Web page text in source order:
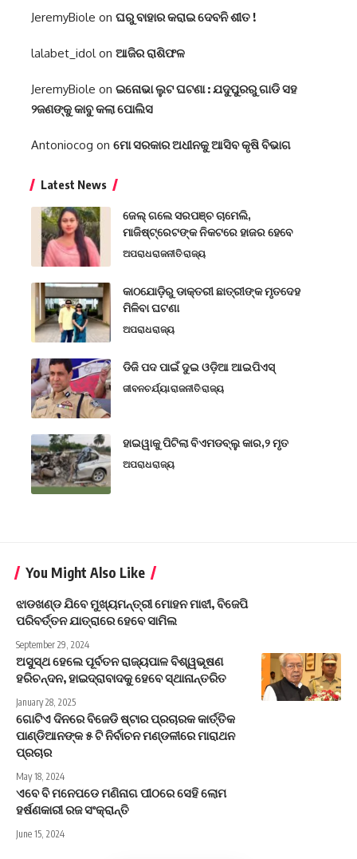
JeremyBiole on ଘରୁ ବାହାର କରାଇ ଦେବନି ଶୀତ !
lalabet_idolon ଆଜିର ରାଶିଫଳ
JeremyBiole on ଇନୋଭା ଲୁଟ ଘଟଣା : ଯଦୁପୁରରୁ ଗାଡି ସହ
୨ଜଣଙ୍କୁ କାବୁ କଲା ପୋଲିସ
Antoniocog on ମୋ ସରକାର ଅଧୀନକୁ ଆସିବ କୃଷି ବିଭାଗ
Latest News
ଜେଲ୍ ଗଲେ ସରପଞ୍ଚ ଚାମେଲି,
ମାଜିଷ୍ଟ୍ରେଟଙ୍କ ନିକଟରେ ହାଜର ହେବେ
ଅପରାଧରାଜନୀତିରାଜ୍ୟ
କାଠଯୋଡ଼ିରୁ ଡାକ୍ତରୀ ଛାତ୍ରୀଙ୍କ ମୃତଦେହ
ମିଳିବା ଘଟଣା
ଅପରାଧରାଜ୍ୟ
ଡିଜି ପଦ ପାଇଁ ଦୁଇ ଓଡ଼ିଆ ଆଇପିଏସ୍
ଜୀବନଚର୍ଯ୍ୟାରାଜନୀତିରାଜ୍ୟ
ହାଇୱାକୁ ପିଟିଲା ବିଏମଡବ୍ଲୁ କାର,୨ ମୃତ
ଅପରାଧରାଜ୍ୟ
You Might Also Like
ଝାଡଖଣ୍ଡ ଯିବେ ମୁଖ୍ୟମନ୍ତ୍ରୀ ମୋହନ ମାଝୀ, ବିଜେପି
ପରିବର୍ତ୍ତନ ଯାତ୍ରାରେ ହେବେ ସାମିଲ
September 29, 2024
ଅସୁସ୍ଥ ହେଲେ ପୂର୍ବତନ ରାଜ୍ୟପାଳ ବିଶ୍ୱଭୂଷଣ
ହରିଚନ୍ଦନ, ହାଇଦ୍ରାବାଦକୁ ହେବେ ସ୍ଥାନାନ୍ତରିତ
January 28, 2025
ଗୋଟିଏ ଦିନରେ ବିଜେଡି ଷ୍ଟାର ପ୍ରଚାରକ କାର୍ତ୍ତିକ
ପାଣ୍ଡିଆନଙ୍କ ୫ ଟି ନିର୍ବାଚନ ମଣ୍ଡଳୀରେ ମାରାଥନ
ପ୍ରଚାର
May 18, 2024
ଏବେ ବି ମନେପଡେ ମଣିନାଗ ପୀଠରେ ସେହି ଲୋମ
ହର୍ଷଣକାରୀ ରଜ ସଂକ୍ରାନ୍ତି
June 15, 2024